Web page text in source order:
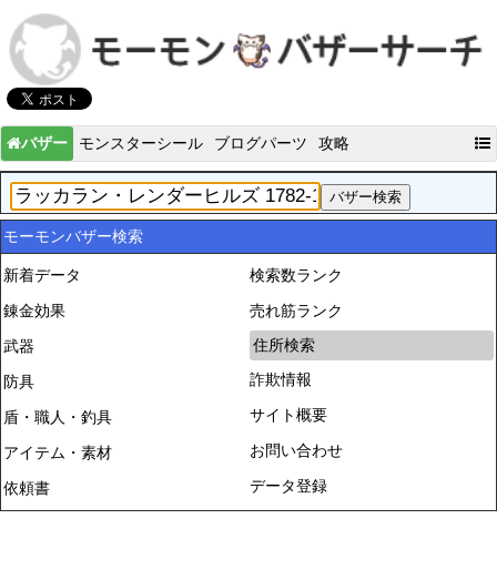
バザー モンスターシール ブログパーツ 攻略
モーモンバザー検索
新着データ
錬金効果
武器
防具
盾・職人・釣具
アイテム・素材
依頼書
検索数ランク
売れ筋ランク
住所検索
詐欺情報
サイト概要
お問い合わせ
データ登録